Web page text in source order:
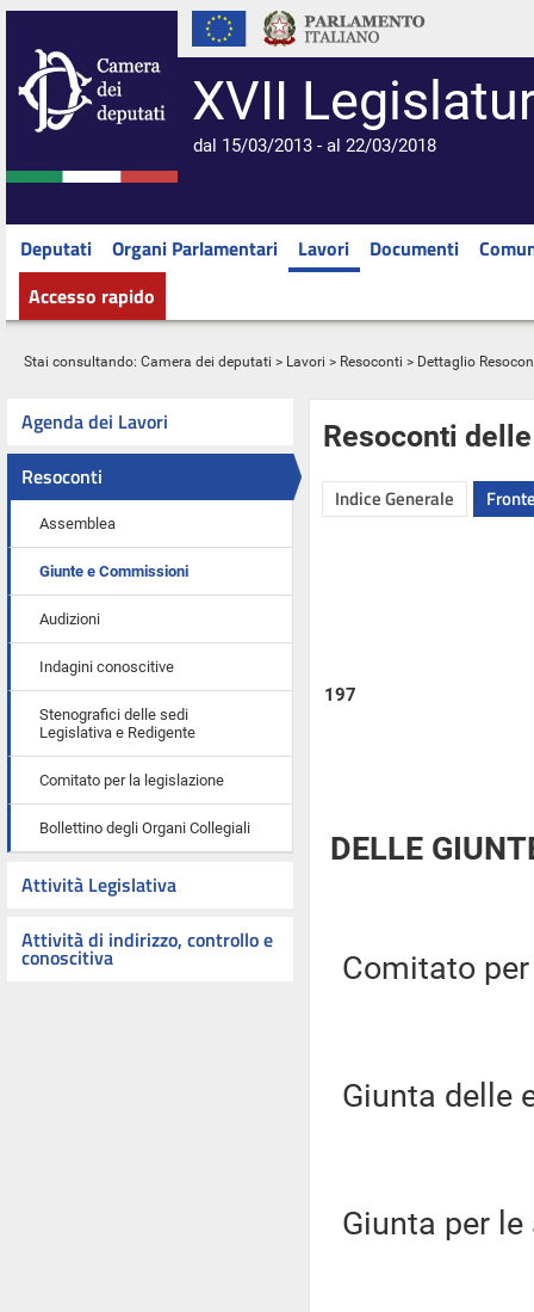
XVII
dal 15/03/2013 - al 22/03/2018
Deputati Organi Parlamentari Lavori Documenti
Accesso rapido
Stai consultando: Camera dei deputati > Lavori > Resoconti > Dettaglio
Agenda dei Lavori
Resoconti
Assemblea
Giunte e Commissioni
Audizioni
Indagini conoscitive
Stenografici delle sedi
Legislativa e Redigente
Comitato per la legislazione
Bollettino degli Organi Collegiali
Attività Legislativa
Attività di indirizzo, controllo e
conoscitiva
Resoconti
Indice Generale
197
DELLE
Comitato
Giunta delle
Giunta per